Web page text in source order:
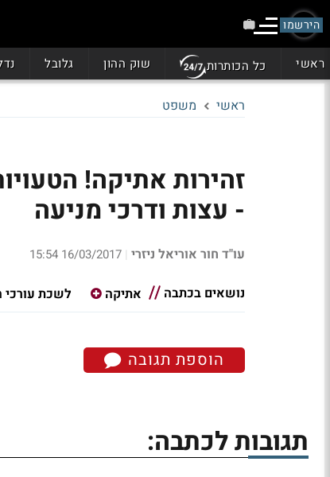
הירשמו
ראשי כל הכותרות שוק ההון גלובל
ראשי משפט
זהירות אתיקה!
- עצות ודרכי מניעה
עו"ד חור אוריאל ניזרי |
16/03/2017 15:54
נושאים בכתבה אתיקה לשכת עורכי
הוספת תגובה
תגובות לכתבה: